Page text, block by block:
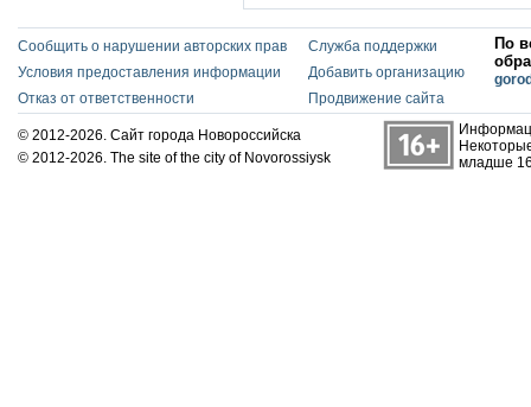
Сообщить о нарушении авторских прав
Условия предоставления информации
Отказ от ответственности
Служба поддержки
Добавить организацию
Продвижение сайта
По
© 2012-2026. Сайт города Новороссийска
© 2012-2026. The site of the city of Novorossiysk
младше